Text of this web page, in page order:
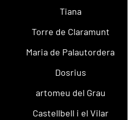
Tiana
Torre de Claramunt
Maria de Palautordera
Dosrius
artomeu del Grau
Castellbell i el Vilar